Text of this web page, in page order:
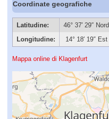
Coordinate geografiche
Latitudine:
46° 37′ 29″ Nord
Longitudine:
14° 18′ 19″ Est
Mappa online di Klagenfurt